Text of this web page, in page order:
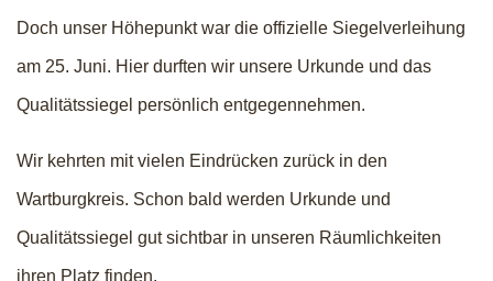
Doch unser Höhepunkt war die offizielle Siegelverleihung
am 25. Juni. Hier durften wir unsere Urkunde und das
Qualitätssiegel persönlich entgegennehmen.
Wir kehrten mit vielen Eindrücken zurück in den
Wartburgkreis. Schon bald werden Urkunde und
Qualitätssiegel gut sichtbar in unseren Räumlichkeiten
ihren Platz finden.